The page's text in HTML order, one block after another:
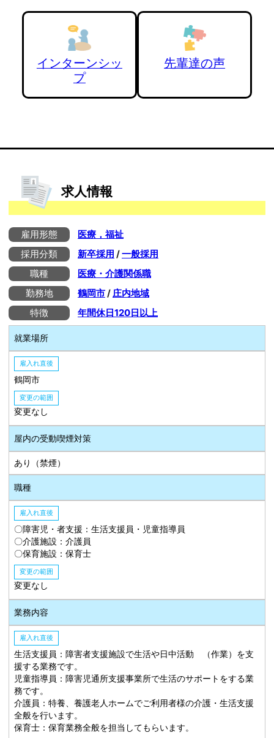
インターンシッ
プ
先輩達の声
求人情報
雇用形態
医療，福祉
採用分類
新卒採用 /一般採用
職種
医療・介護関係職
勤務地
鶴岡市/庄内地域
特徴
年間休日120日以上
就業場所
雇入れ直後
鶴岡市
変更の範囲
変更なし
屋内の受動喫煙対策
あり（禁煙）
職種
雇入れ直後
〇障害児・者支援：生活支援員・児童指導員
〇介護施設：介護員
〇保育施設：保育士
変更の範囲
変更なし
業務内容
雇入れ直後
生活支援員：障害者支援施設で生活や日中活動 （作業）を支
援する業務です。
児童指導員：障害児通所支援事業所で生活のサポートをする業
務です。
介護員：特養、養護老人ホームでご利用者様の介護・生活支援
全般を行います。
保育士：保育業務全般を担当してもらいます。